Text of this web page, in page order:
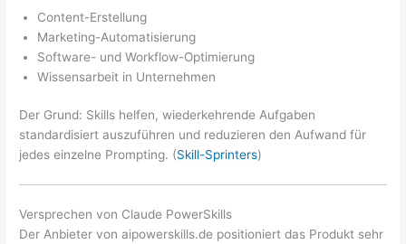
Content-Erstellung
Marketing-Automatisierung
Software- und Workflow-Optimierung
Wissensarbeit in Unternehmen
Der Grund: Skills helfen, wiederkehrende Aufgaben
standardisiert auszuführen und reduzieren den Aufwand für
jedes einzelne Prompting. (Skill-Sprinters)
Versprechen von Claude PowerSkills
Der Anbieter von aipowerskills.de positioniert das Produkt sehr